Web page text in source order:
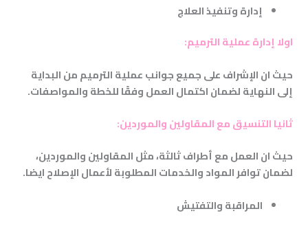
إدارة وتنفيذ العلاج
اولا إدارة عملية الترميم:
حيث ان الإشراف على جميع جوانب عملية الترميم من البداية
إلى النهاية لضمان اكتمال العمل وفقًا للخطة والمواصفات.
ثانيا التنسيق مع المقاولين والموردين:
حيث ان العمل مع أطراف ثالثة، مثل المقاولين والموردين،
لضمان توافر المواد والخدمات المطلوبة لأعمال الإصلاح ايضا.
المراقبة والتفتيش